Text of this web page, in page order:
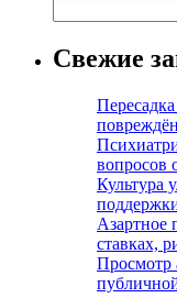
Свежие
вопросов
Культура
Азартное
ставках,
Просмотр